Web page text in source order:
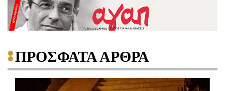
ΠΡΟΣΦΑΤΑ ΑΡΘΡΑ